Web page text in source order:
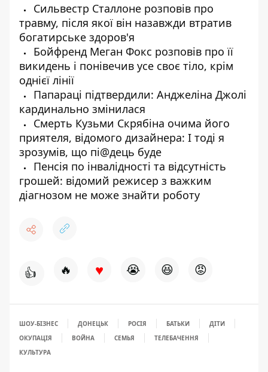
Сильвестр Сталлоне розповів про
травму, після якої він назавжди втратив
богатирське здоров'я
Бойфренд Меган Фокс розповів про її
викидень і понівечив усе своє тіло, крім
однієї лінії
Папараці підтвердили: Анджеліна Джолі
кардинально змінилася
Смерть Кузьми Скрябіна очима його
приятеля, відомого дизайнера: І тоді я
зрозумів, що пі@дець буде
Пенсія по інвалідності та відсутність
грошей: відомий режисер з важким
діагнозом не може знайти роботу
👍 🔥 ♥ 😭 😆 😡
ШОУ-БІЗНЕС ДОНЕЦЬК РОСІЯ БАТЬКИ
ДІТИ
ОКУПАЦІЯ
ВОЙНА СЕМЬЯ
ТЕЛЕБАЧЕННЯ
КУЛЬТУРА